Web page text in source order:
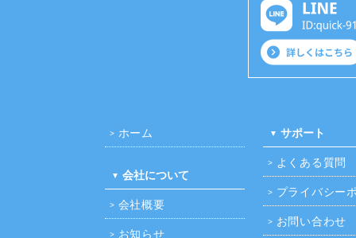
ホーム
会社について
会社概要
お知らせ
サポート
よくある質問
プライバシー
お問い合わせ